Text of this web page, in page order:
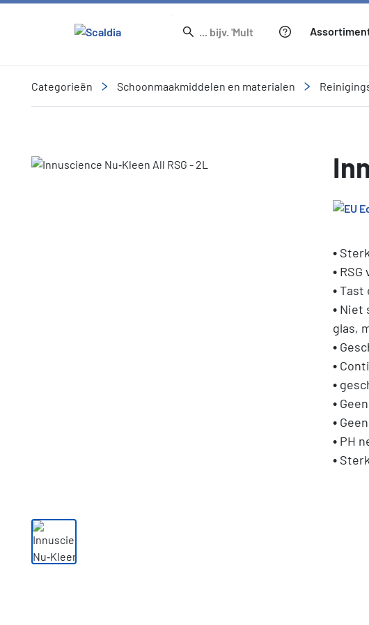
Categorieën Schoonmaakmiddelen en materialen
Slide 1 of 1
•
•
•
• Niet
glas,
•
•
•
•
•
• PH
•